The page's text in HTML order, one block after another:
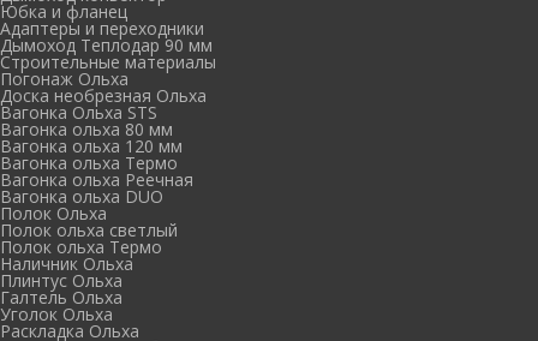
Юбка и фланец
Адаптеры и переходники
Дымоход Теплодар 90 мм
Cтроительные материалы
Погонаж Ольха
Доска необрезная Ольха
Вагонка Ольха STS
Вагонка ольха 80 мм
Вагонка ольха 120 мм
Вагонка ольха Термо
Вагонка ольха Реечная
Вагонка ольха DUO
Полок Ольха
Полок ольха светлый
Полок ольха Термо
Наличник Ольха
Плинтус Ольха
Галтель Ольха
Уголок Ольха
Раскладка Ольха